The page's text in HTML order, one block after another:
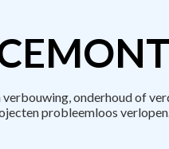
onderhoud of
probleemloos verlopen.